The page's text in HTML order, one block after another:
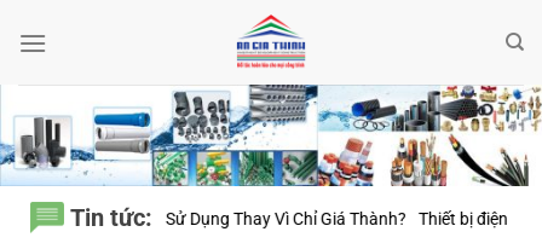
qua
Tin tức:
Năm Sử Dụng Thay Vì Chỉ Giá Thành? Thiết bị điện Nanoco – Vì sao